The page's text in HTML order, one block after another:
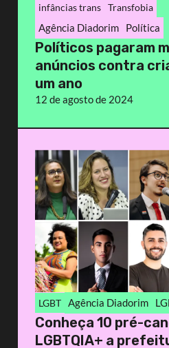
infâncias trans Transfobia
Agência Diadorim Política
Políticos pagaram
anúncios contra
um ano
12 de agosto de 2024
LGBT Agência Diadorim
Conheça 10 pré-
LGBTQIA+ a